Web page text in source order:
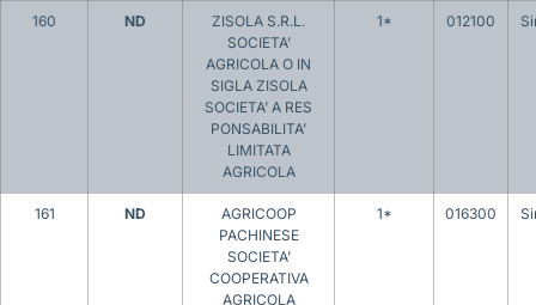
160 ND
ZISOLA S.R.L.
SOCIETA’
AGRICOLA O IN
SIGLA ZISOLA
SOCIETA’ A RES
PONSABILITA’
LIMITATA
AGRICOLA
1* 012100
161 ND
AGRICOOP
PACHINESE
SOCIETA’
COOPERATIVA
AGRICOLA
1* 016300